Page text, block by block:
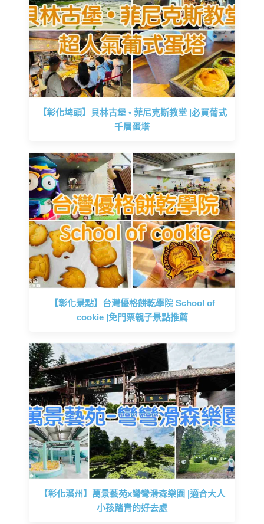
【彰化埤頭】貝林古堡 • 菲尼克斯教堂 |必買葡式
千層蛋塔
【彰化景點】台灣優格餅乾學院 School of
cookie |免門票親子景點推薦
【彰化溪州】萬景藝苑x彎彎滑森樂園 |適合大人
小孩踏青的好去處